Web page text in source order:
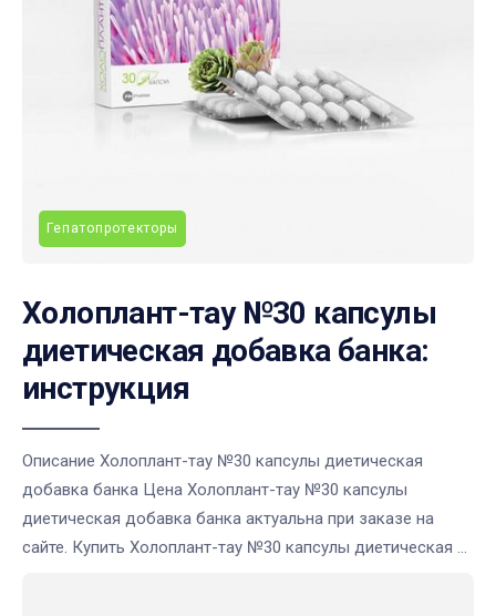
Гепатопротекторы
Холоплант-тау №30 капсулы
диетическая добавка банка:
инструкция
Описание Холоплант-тау №30 капсулы диетическая
добавка банка Цена Холоплант-тау №30 капсулы
диетическая добавка банка актуальна при заказе на
сайте. Купить Холоплант-тау №30 капсулы диетическая ...